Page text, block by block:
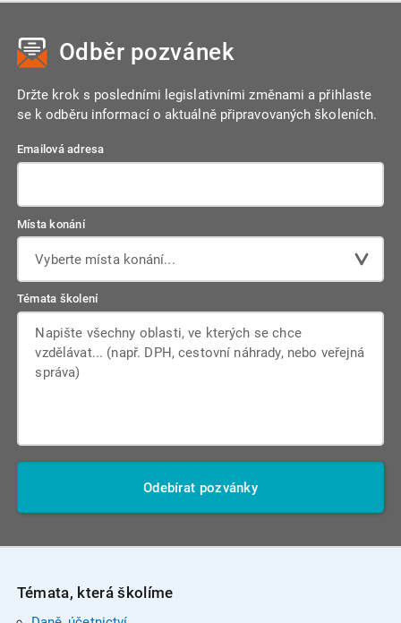
Odběr pozvánek
Držte krok s posledními legislativními změnami a přihlaste
se k odběru informací o aktuálně připravovaných školeních.
Emailová adresa
Místa konání
Vyberte místa konání...
Témata školení
Odebírat pozvánky
Témata, která školíme